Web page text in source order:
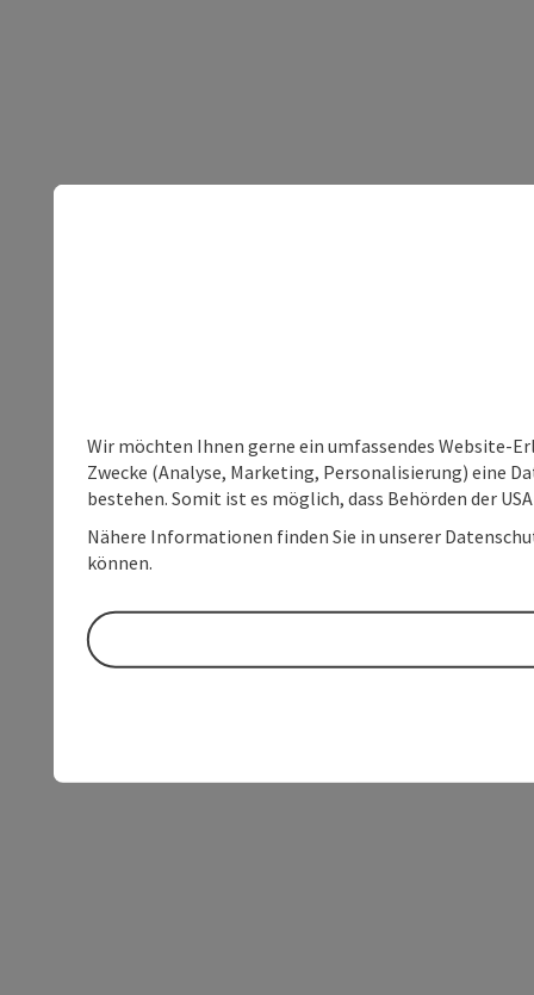
Wir möchten Ihnen gerne ein umfassendes Website-
Zwecke (Analyse, Marketing, Personalisierung) eine
bestehen. Somit ist es möglich, dass Behörden der
Nähere Informationen finden Sie in unserer
können.